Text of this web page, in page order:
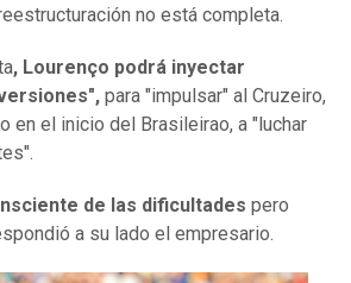
no está completa.
, Lourenço podrá inyectar
para "impulsar" al Cruzeiro,
en el inicio del Brasileirao, a "luchar
de las dificultades pero
a su lado el empresario.